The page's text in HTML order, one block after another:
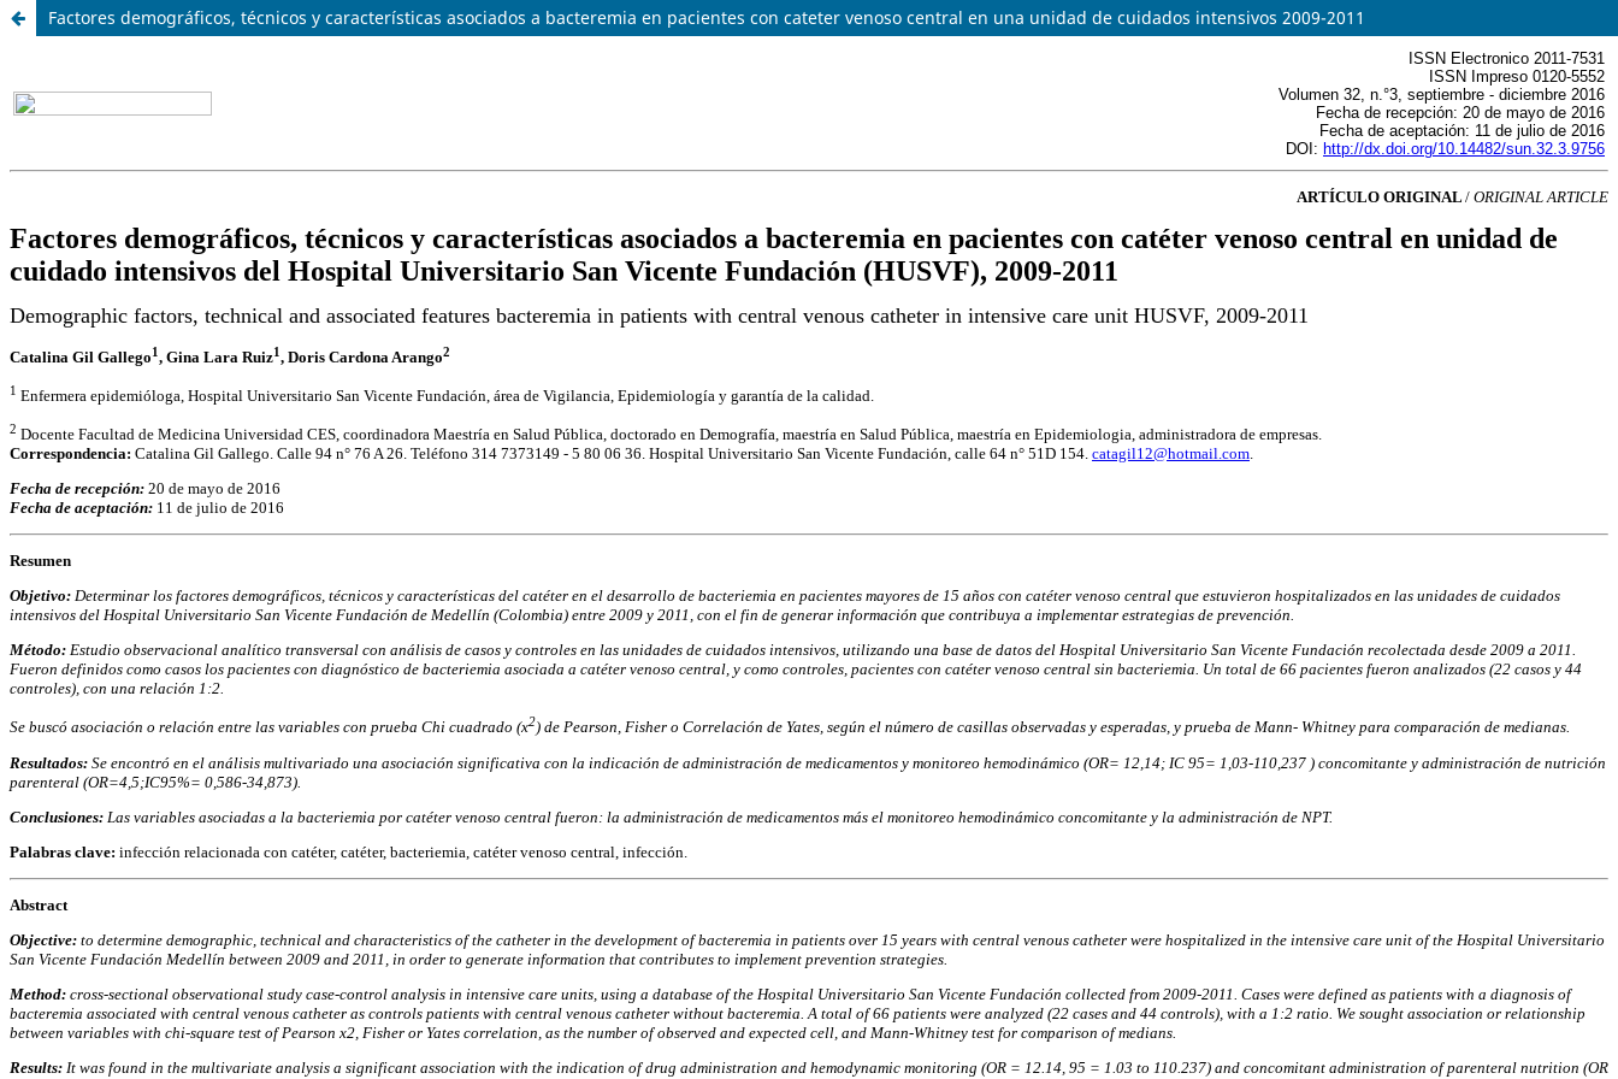
Factores demográficos, técnicos y características asociados a bacteremia en pacientes con cateter venoso central en una unidad de cuidados intensivos 2009-2011